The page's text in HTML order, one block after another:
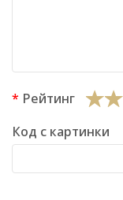
Рейтинг
Код с картинки